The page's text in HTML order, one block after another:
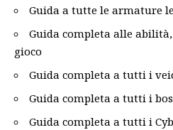
Guida a tutte le armature
Guida completa alle
gioco
Guida completa a tutti i
Guida completa a tutti i
Guida completa a tutti i